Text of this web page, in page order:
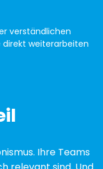
verständlichen
weiterarbeiten
Ihre Teams